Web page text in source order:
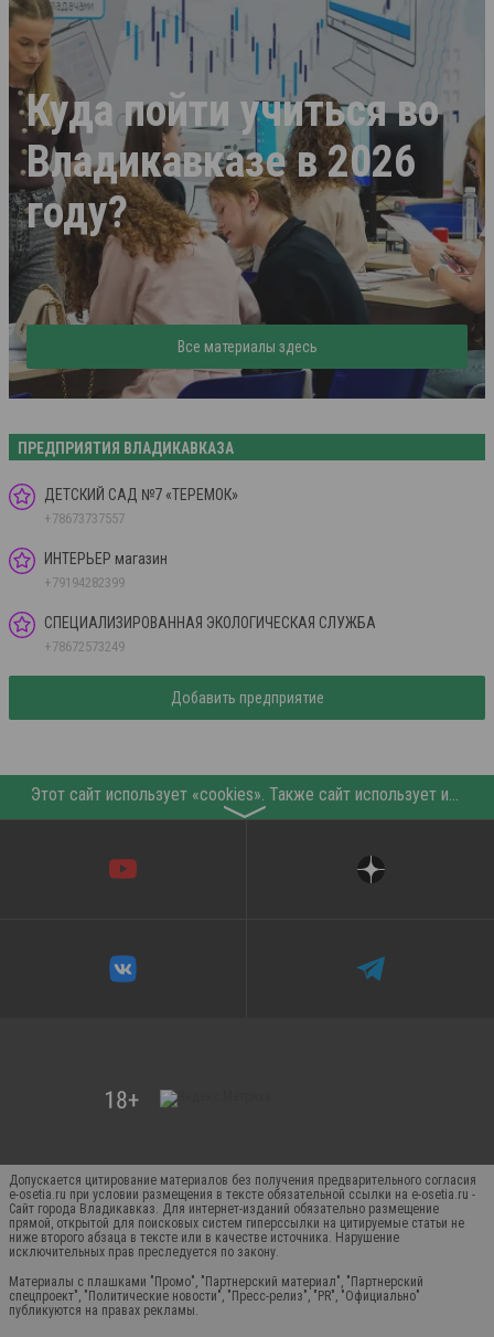
Куда пойти учиться во
Владикавказе в 2026
году?
Все материалы здесь
ПРЕДПРИЯТИЯ ВЛАДИКАВКАЗА
ДЕТСКИЙ САД №7 «ТЕРЕМОК»
+78673737557
ИНТЕРЬЕР магазин
+79194282399
СПЕЦИАЛИЗИРОВАННАЯ ЭКОЛОГИЧЕСКАЯ СЛУЖБА
+78672573249
Добавить предприятие
Этот сайт использует «cookies». Также сайт использует интернет-сервис для сбора технических данных касательно посетителей с целью получения маркетинговой и статистической информации. Условия обработки данных посетителей сайта см.
〉
Допускается цитирование материалов без получения предварительного согласия
e-osetia.ru при условии размещения в тексте обязательной ссылки на e-osetia.ru -
Сайт города Владикавказ. Для интернет-изданий обязательно размещение
прямой, открытой для поисковых систем гиперссылки на цитируемые статьи не
ниже второго абзаца в тексте или в качестве источника. Нарушение
исключительных прав преследуется по закону.
Материалы с плашками "Промо", "Партнерский материал", "Партнерский
спецпроект", "Политические новости", "Пресс-релиз", "PR", "Официально"
публикуются на правах рекламы.